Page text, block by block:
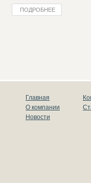
ПОДРОБНЕЕ
Главная
О компании
Новости